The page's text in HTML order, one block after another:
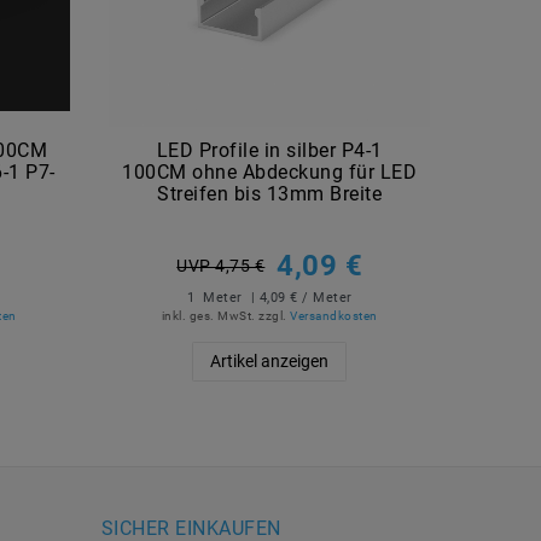
1 P7-
LED Profile in silber P4-1
100CM ohne Abdeckung für LED
Streifen bis 13mm Breite
UVP 4,75 € 4,09 €
1 Meter | 4,09 € / Meter
inkl. ges. MwSt. zzgl.Versandkosten
Artikel anzeigen
SICHER EINKAUFEN